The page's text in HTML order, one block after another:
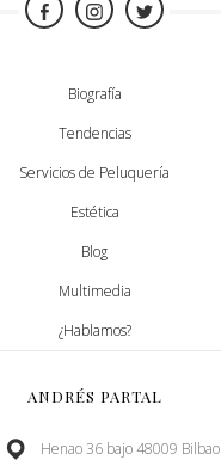
Biografía
Tendencias
Servicios de Peluquería
Estética
Blog
Multimedia
¿Hablamos?
ANDRÉS PARTAL
Henao 36 bajo 48009 Bilbao